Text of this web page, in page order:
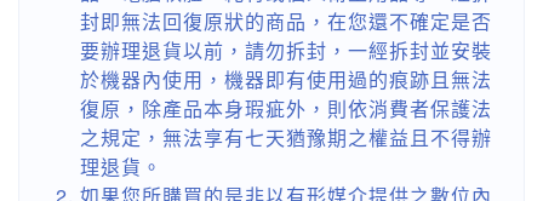
封即無法回復原狀的商品，在您還不確定是否
要辦理退貨以前，請勿拆封，一經拆封並安裝
於機器內使用，機器即有使用過的痕跡且無法
復原，除產品本身瑕疵外，則依消費者保護法
之規定，無法享有七天猶豫期之權益且不得辦
理退貨。
如果您所購買的是非以有形媒介提供之數位內